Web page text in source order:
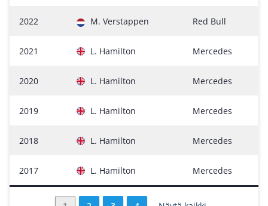
2022 M. Verstappen Red Bull
2021 L. Hamilton Mercedes
2020 L. Hamilton Mercedes
2019 L. Hamilton Mercedes
2018 L. Hamilton Mercedes
2017 L. Hamilton Mercedes